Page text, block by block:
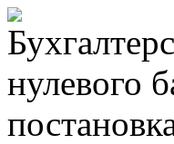
нулевого